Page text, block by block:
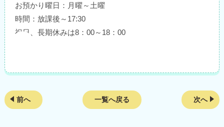
お預かり曜日：月曜～土曜
時間：放課後～17:30
祝日、長期休みは8：00～18：00
前へ 一覧へ戻る 次へ